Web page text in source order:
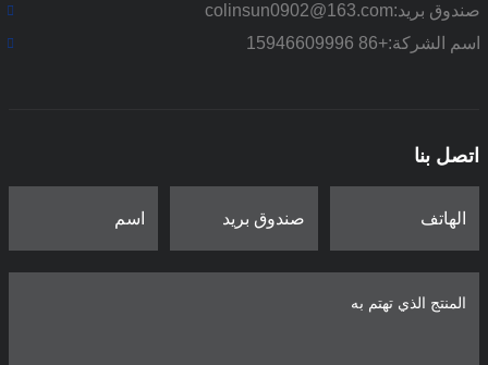
صندوق بريد:colinsun0902@163.com
اسم الشركة:+86 15946609996
اتصل بنا